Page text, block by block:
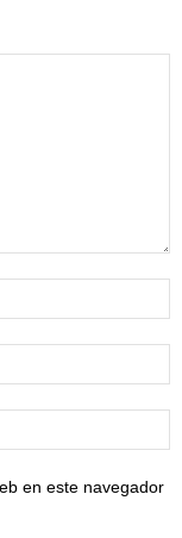
en este navegador